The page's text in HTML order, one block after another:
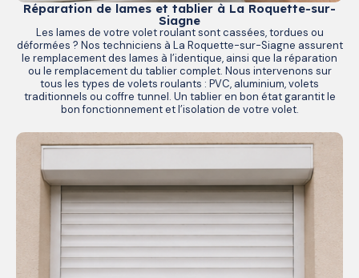
Réparation de lames et tablier à La Roquette-sur-
Siagne
Les lames de votre volet roulant sont cassées, tordues ou
déformées ? Nos techniciens à La Roquette-sur-Siagne assurent
le remplacement des lames à l’identique, ainsi que la réparation
ou le remplacement du tablier complet. Nous intervenons sur
tous les types de volets roulants : PVC, aluminium, volets
traditionnels ou coffre tunnel. Un tablier en bon état garantit le
bon fonctionnement et l’isolation de votre volet.